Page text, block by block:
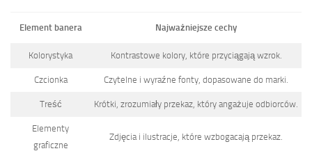
Element banera Najważniejsze cechy
Kolorystyka Kontrastowe kolory, które przyciągają wzrok.
Czcionka Czytelne i wyraźne fonty, dopasowane do marki.
Treść Krótki, zrozumiały przekaz, który angażuje odbiorców.
Elementy
graficzne
Zdjęcia i ilustracje, które wzbogacają przekaz.